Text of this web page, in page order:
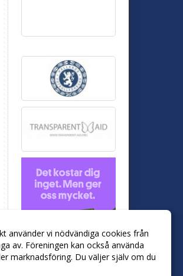
använder vi nödvändiga cookies från
av. Föreningen kan också använda
marknadsföring. Du väljer själv om du